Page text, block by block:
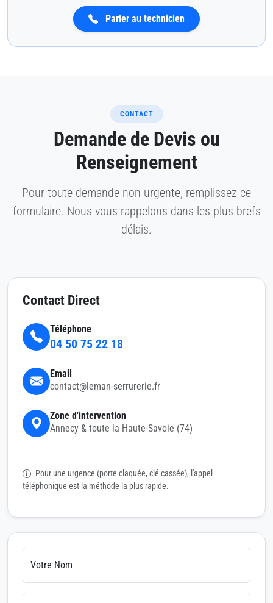
Parler au technicien
CONTACT
Demande de Devis ou
Renseignement
Pour toute demande non urgente, remplissez ce
formulaire. Nous vous rappelons dans les plus brefs
délais.
Contact Direct
Téléphone
04 50 75 22 18
Email
contact@leman-serrurerie.fr
Zone d'intervention
Annecy & toute la Haute-Savoie (74)
Pour une urgence (porte claquée, clé cassée), l'appel
téléphonique est la méthode la plus rapide.
Votre Nom